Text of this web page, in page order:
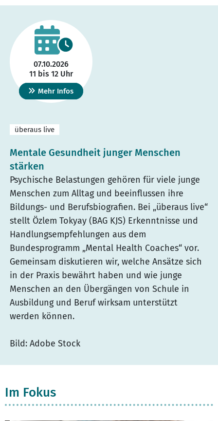
07.10.2026
11 bis 12 Uhr
Mehr Infos
überaus live
Mentale Gesundheit junger Menschen
stärken
Psychische Belastungen gehören für viele junge
Menschen zum Alltag und beeinflussen ihre
Bildungs- und Berufsbiografien. Bei „überaus live“
stellt Özlem Tokyay (BAG KJS) Erkenntnisse und
Handlungsempfehlungen aus dem
Bundesprogramm „Mental Health Coaches“ vor.
Gemeinsam diskutieren wir, welche Ansätze sich
in der Praxis bewährt haben und wie junge
Menschen an den Übergängen von Schule in
Ausbildung und Beruf wirksam unterstützt
werden können.
Bild: Adobe Stock
Im Fokus